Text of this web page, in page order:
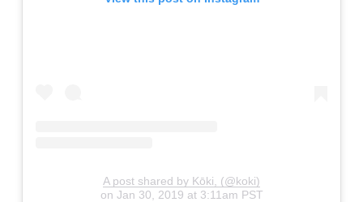
A post shared by Kōki, (@koki)
on Jan 30, 2019 at 3:11am PST